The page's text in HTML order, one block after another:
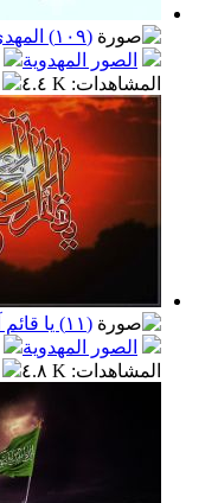
(١٠٩) المهدي عجل الله فرجه
الصور المهدوية
المشاهدات: ٤.٤ K
(١١) يا قائم آل محمد
الصور المهدوية
المشاهدات: ٤.٨ K